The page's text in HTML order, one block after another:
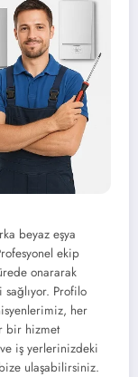
beyaz eşya
ekip
onararak
sağlıyor. Profilo
her
bir hizmet
iş yerlerinizdeki
ulaşabilirsiniz.